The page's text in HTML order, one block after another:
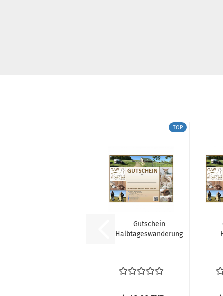
TOP
Gutschein
Halbtageswanderung